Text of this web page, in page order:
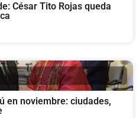
César Tito Rojas queda
en noviembre: ciudades,